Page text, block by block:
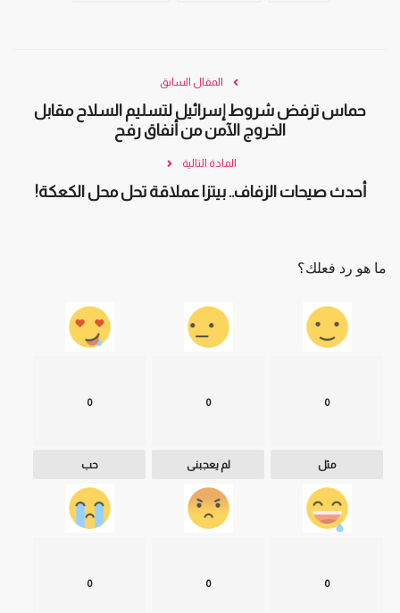
المقال السابق
حماس ترفض شروط إسرائيل لتسليم السلاح مقابل
الخروج الآمن من أنفاق رفح
المادة التالية
أحدث صيحات الزفاف.. بيتزا عملاقة تحل محل الكعكة!
ما هو رد فعلك؟
0
مثل
0
لم يعجبنى
0
حب
0
0
0